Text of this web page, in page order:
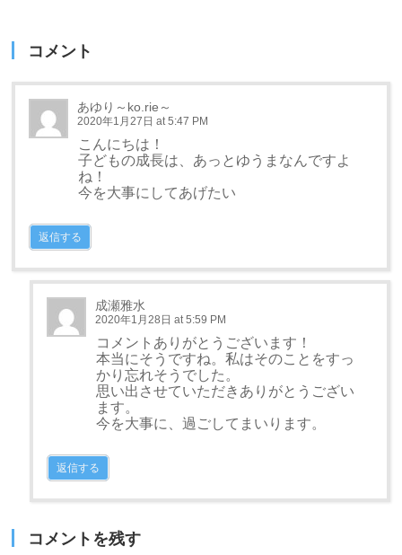
コメント
あゆり～ko.rie～
2020年1月27日 at 5:47 PM
こんにちは！
子どもの成長は、あっとゆうまなんですよ
ね！
今を大事にしてあげたい
返信する
成瀬雅水
2020年1月28日 at 5:59 PM
コメントありがとうございます！
本当にそうですね。私はそのことをすっ
かり忘れそうでした。
思い出させていただきありがとうござい
ます。
今を大事に、過ごしてまいります。
返信する
コメントを残す